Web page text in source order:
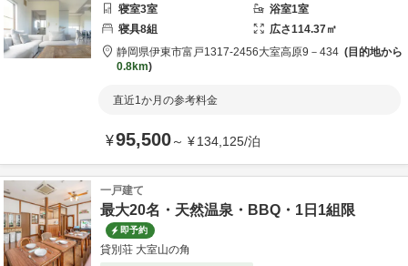
寝室3室 浴室1室
寝具8組 広さ114.37㎡
静岡県伊東市富戸1317-2456大室高原9－434
目的地から
0.8km
直近1か月の参考料金
¥95,500～ ¥134,125/泊
一戸建て
最大20名・天然温泉・BBQ・1日1組限
即予約
貸別荘 大室山の角